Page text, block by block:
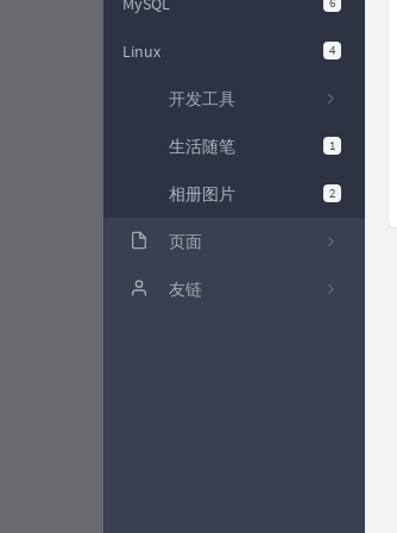
4
Linux
开发工具
1
生活随笔
2
相册图片
页面
时光机
友链